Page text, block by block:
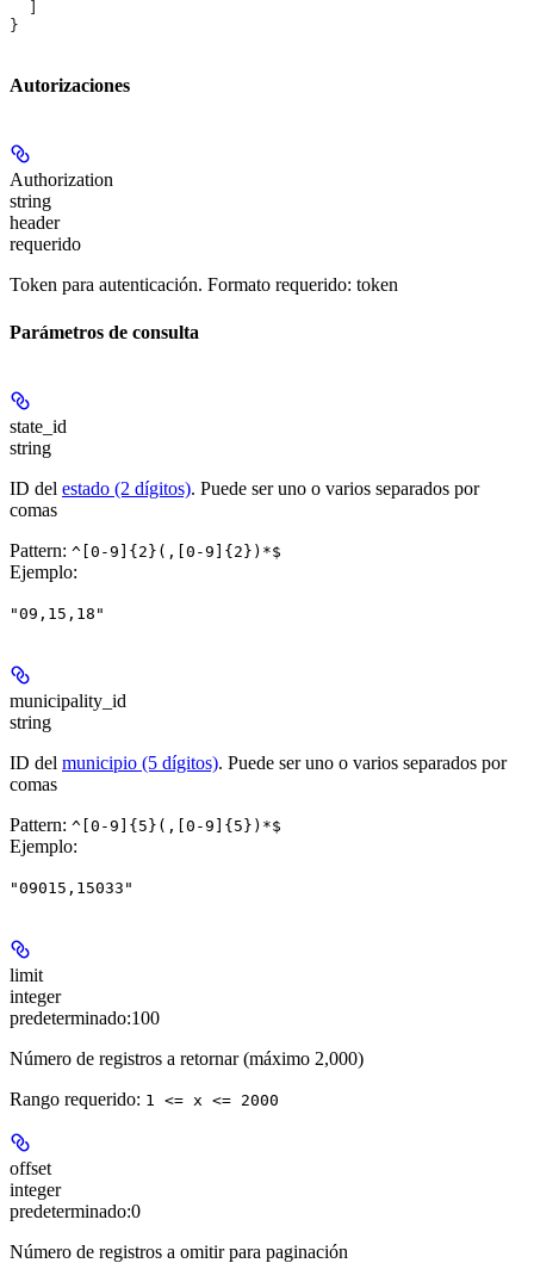
}
Autorizaciones
Authorization
string
header
requerido
Token para autenticación. Formato requerido: token
Parámetros de consulta
state_id
string
ID del estado (2 dígitos). Puede ser uno o varios separados por
comas
Pattern: ^[0-9]{2}(,[0-9]{2})*$
Ejemplo:
"09,15,18"
municipality_id
string
ID del municipio (5 dígitos). Puede ser uno o varios separados por
comas
Pattern: ^[0-9]{5}(,[0-9]{5})*$
Ejemplo:
"09015,15033"
limit
integer
predeterminado:100
Número de registros a retornar (máximo 2,000)
Rango requerido: 1 <= x <= 2000
offset
integer
predeterminado:0
Número de registros a omitir para paginación